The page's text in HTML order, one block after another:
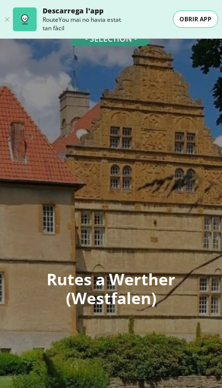
Descarrega l'app
RouteYou mai no havia estat
tan fàcil
OBRIR APP
- SELECTION -
Rutes a Werther
(Westfalen)